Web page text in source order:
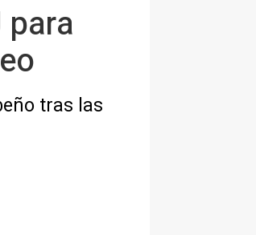
para
tras las